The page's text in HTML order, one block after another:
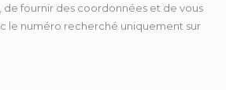
fournir des coordonnées et de vous
le numéro recherché uniquement sur